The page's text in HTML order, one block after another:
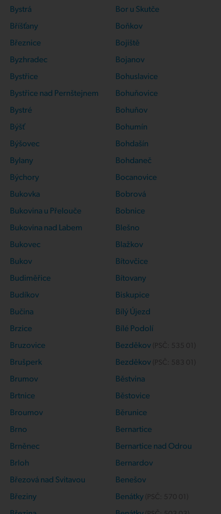
Bystrá
Bříšťany
Březnice
Byzhradec
Bystřice
Bystřice nad Pernštejnem
Bystré
Býšť
Býšovec
Bylany
Býchory
Bukovka
Bukovina u Přelouče
Bukovina nad Labem
Bukovec
Bukov
Budiměřice
Budíkov
Bučina
Brzice
Bruzovice
Brušperk
Brumov
Brtnice
Broumov
Brno
Brněnec
Brloh
Březová nad Svitavou
Březiny
Bor u Skutče
Boňkov
Bojiště
Bojanov
Bohuslavice
Bohuňovice
Bohuňov
Bohumín
Bohdašín
Bohdaneč
Bocanovice
Bobrová
Bobnice
Blešno
Blažkov
Bítovčice
Bítovany
Biskupice
Bílý Újezd
Bílé Podolí
Bezděkov
Bezděkov
Běstvina
Běstovice
Běrunice
Bernartice
Bernartice nad Odrou
Bernardov
Benešov
Benátky